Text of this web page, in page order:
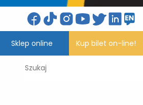
Sklep online Kup bilet on-line!